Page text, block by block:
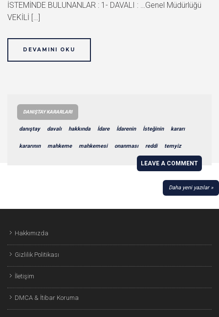
İSTEMİNDE BULUNANLAR : 1- DAVALI : …Genel Müdürlüğü
VEKİLİ […]
DEVAMINI OKU
DANIŞTAY KARARLARI
danıştay davalı hakkında İdare İdarenin İsteğinin kararı
kararının mahkeme mahkemesi onanması reddi temyiz
LEAVE A COMMENT
Daha yeni yazılar
Hakkımızda
Gizlilik Politikası
İletişim
DMCA & İtibar Koruma